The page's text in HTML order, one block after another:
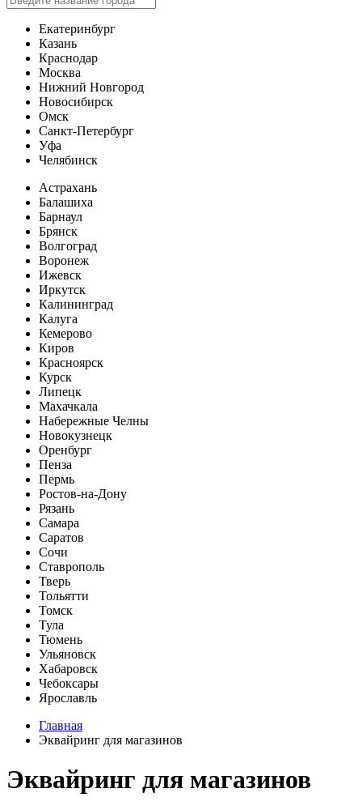
Екатеринбург
Казань
Краснодар
Москва
Нижний Новгород
Новосибирск
Омск
Санкт-Петербург
Уфа
Челябинск
Астрахань
Балашиха
Барнаул
Брянск
Волгоград
Воронеж
Ижевск
Иркутск
Калининград
Калуга
Кемерово
Киров
Красноярск
Курск
Липецк
Махачкала
Набережные Челны
Новокузнецк
Оренбург
Пенза
Пермь
Ростов-на-Дону
Рязань
Самара
Саратов
Сочи
Ставрополь
Тверь
Тольятти
Томск
Тула
Тюмень
Ульяновск
Хабаровск
Чебоксары
Ярославль
Главная
Эквайринг для магазинов
Эквайринг для магазинов